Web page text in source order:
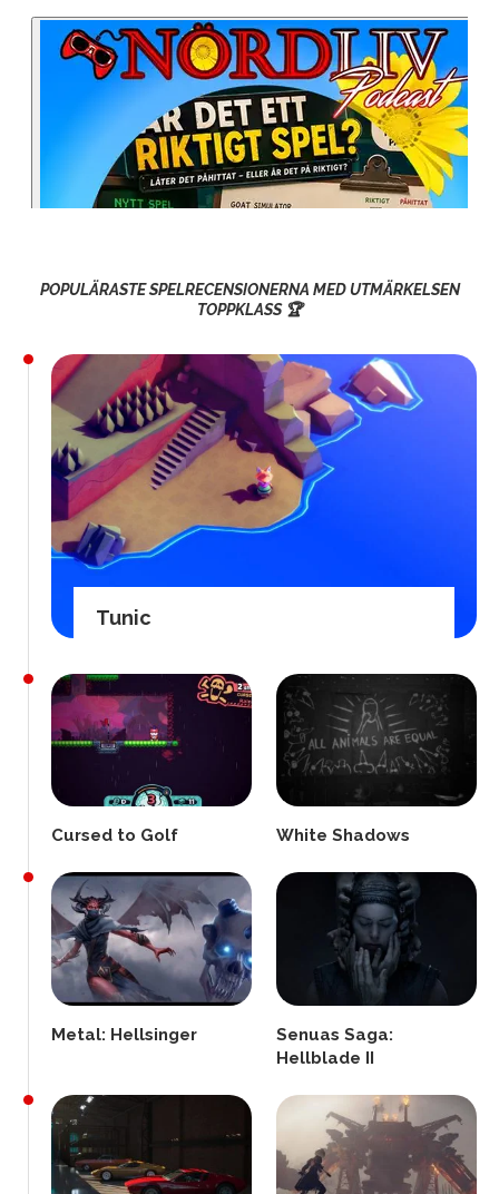
POPULÄRASTE SPELRECENSIONERNA MED UTMÄRKELSEN
TOPPKLASS 🏆
Tunic
Cursed to Golf White Shadows
Metal: Hellsinger
Senuas Saga:
Hellblade II